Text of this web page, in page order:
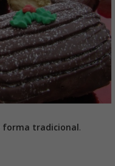
forma tradicional.